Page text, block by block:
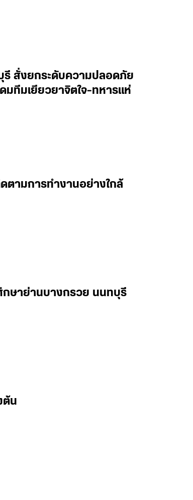
รี สั่งยกระดับความปลอดภัย
มทีมเยียวยาจิตใจ-ทหารแห่
ตามการทำงานอย่างใกล้
กษาย่านบางกรวย นนทบุรี
ต้น